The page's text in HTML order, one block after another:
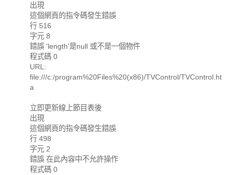
出現
這個網頁的指令碼發生錯誤
行 516
字元 8
錯誤 'length'是null 或不是一個物件
程式碼 0
URL:
file:///c:/program%20Files%20(x86)/TVControl/TVControl.ht
a
立即更新線上節目表後
出現
這個網頁的指令碼發生錯誤
行 498
字元 2
錯誤 在此內容中不允許操作
程式碼 0